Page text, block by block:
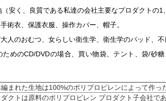
安く、良質である私達の会社主要なプロダクトの1
術衣、保護衣服、操作カバー、帽子。
人のおむつ、女らしい衛生学、衛生学のパッド、不
ためのCD/DVDの場合、買い物袋、テント、袋/砂
まれた生地は100%のポリプロピレンによって作っ
クトは原料のポリプロピレン プロダクト子会社で